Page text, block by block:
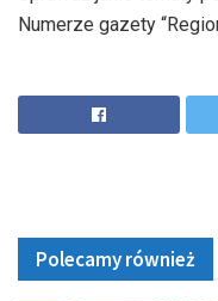
Numerze gazety
Polecamy również